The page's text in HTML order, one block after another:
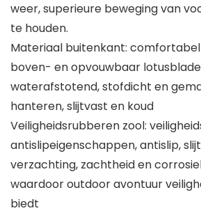
weer, superieure beweging van
te houden.
Materiaal buitenkant:
boven- en opvouwbaar
waterafstotend, stofdicht en
hanteren, slijtvast en koud
Veiligheidsrubberen zool:
antislipeigenschappen, antislip,
verzachting, zachtheid en
waardoor outdoor avontuur
biedt